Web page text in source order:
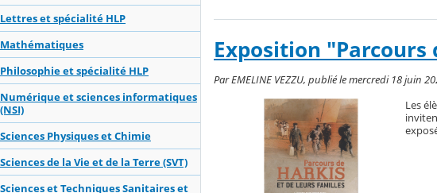
Lettres et spécialité HLP
Mathématiques
Philosophie et spécialité HLP
Numérique et sciences informatiques
(NSI)
Sciences Physiques et Chimie
Sciences de la Vie et de la Terre (SVT)
Sciences et Techniques Sanitaires et
Exposition
Par EMELINE VEZZU, publié le mercredi 18 juin
Les